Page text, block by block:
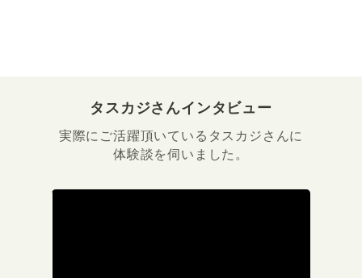
タスカジさんインタビュー
実際にご活躍頂いているタスカジさんに
体験談を伺いました。